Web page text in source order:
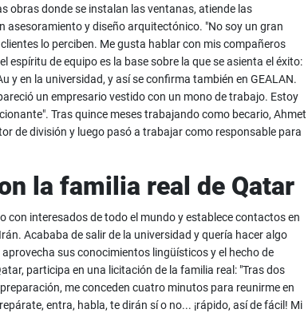
obras donde se instalan las ventanas, atiende las
asesoramiento y diseño arquitectónico. "No soy un gran
lo perciben. Me gusta hablar con mis compañeros
espíritu de equipo es la base sobre la que se asienta el éxito:
y en la universidad, y así se confirma también en GEALAN.
un empresario vestido con un mono de trabajo. Estoy
Tras quince meses trabajando como becario, Ahmet
de división y luego pasó a trabajar como responsable para
la familia real de Qatar
con interesados de todo el mundo y establece contactos en
Acababa de salir de la universidad y quería hacer algo
sus conocimientos lingüísticos y el hecho de
participa en una licitación de la familia real: "Tras dos
me conceden cuatro minutos para reunirme en
entra, habla, te dirán sí o no... ¡rápido, así de fácil! Mi